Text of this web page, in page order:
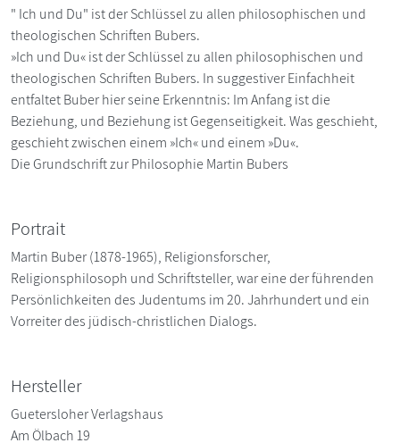
" Ich und Du" ist der Schlüssel zu allen philosophischen und
theologischen Schriften Bubers.
»Ich und Du« ist der Schlüssel zu allen philosophischen und
theologischen Schriften Bubers. In suggestiver Einfachheit
entfaltet Buber hier seine Erkenntnis: Im Anfang ist die
Beziehung, und Beziehung ist Gegenseitigkeit. Was geschieht,
geschieht zwischen einem »Ich« und einem »Du«.
Die Grundschrift zur Philosophie Martin Bubers
Portrait
Martin Buber (1878-1965), Religionsforscher,
Religionsphilosoph und Schriftsteller, war eine der führenden
Persönlichkeiten des Judentums im 20. Jahrhundert und ein
Vorreiter des jüdisch-christlichen Dialogs.
Hersteller
Guetersloher Verlagshaus
Am Ölbach 19